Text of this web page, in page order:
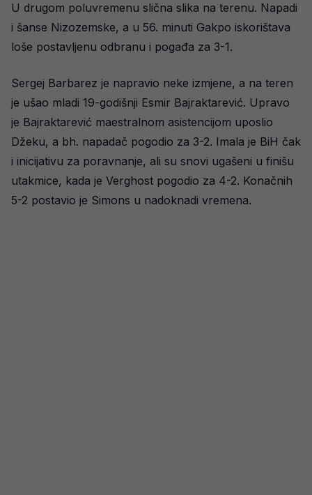
U drugom poluvremenu slična slika na terenu. Napadi
i šanse Nizozemske, a u 56. minuti Gakpo iskorištava
loše postavljenu odbranu i pogađa za 3-1.
Sergej Barbarez je napravio neke izmjene, a na teren
je ušao mladi 19-godišnji Esmir Bajraktarević. Upravo
je Bajraktarević maestralnom asistencijom uposlio
Džeku, a bh. napadač pogodio za 3-2. Imala je BiH čak
i inicijativu za poravnanje, ali su snovi ugašeni u finišu
utakmice, kada je Verghost pogodio za 4-2. Konačnih
5-2 postavio je Simons u nadoknadi vremena.